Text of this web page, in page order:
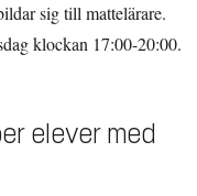
sig till mattelärare.
klockan 17:00-20:00.
elever med